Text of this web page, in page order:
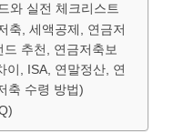
와 실전 체크리스트
축, 세액공제, 연금저
추천, 연금저축보
이, ISA, 연말정산, 연
축 수령 방법)